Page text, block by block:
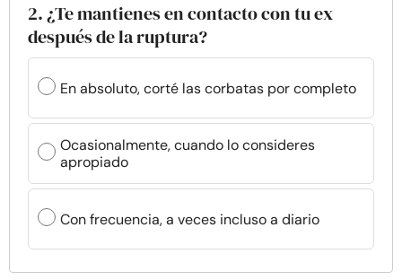
2. ¿Te mantienes en contacto con tu ex
después de la ruptura?
En absoluto, corté las corbatas por completo
Ocasionalmente, cuando lo consideres
apropiado
Con frecuencia, a veces incluso a diario